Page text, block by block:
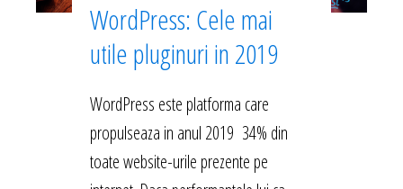
WordPress: Cele mai
utile pluginuri in 2019
WordPress este platforma care
propulseaza in anul 2019 34% din
toate website-urile prezente pe